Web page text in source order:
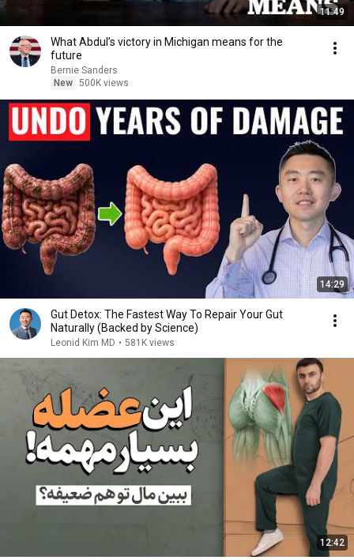
11:49
What Abdul’s victory in Michigan means for the
future
Bernie Sanders
New 500K views
14:29
Gut Detox: The Fastest Way To Repair Your Gut
Naturally (Backed by Science)
Leonid Kim MD • 581K views
12:42